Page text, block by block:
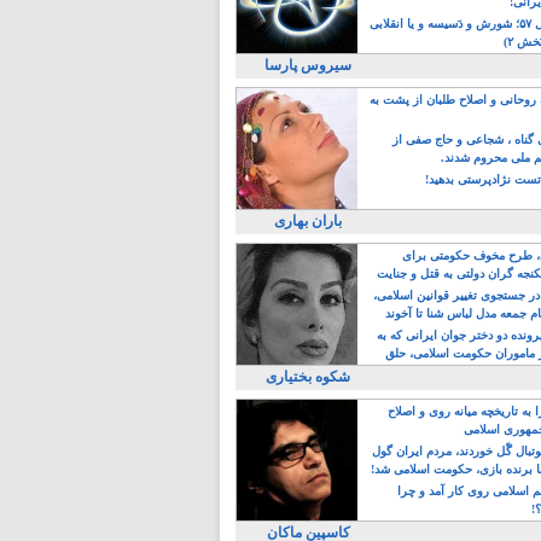
رویداد سال ۵۷؛ شورش و دَسیسه و یا انقلابی
۲)
سیروس پارسا
و اصلاح طلبان از پشت به
گناه ، شجاعی و حاج صفی از
ملی محروم شدند.
نژادپرستی بدهید!
باران بهاری
مخوف حکومتی برای
گران دولتی به قتل و جنایت
جستجوی تغییر قوانین اسلامی،
جمعه مدل لباس شنا تا آخوند
دو دختر جوان ایرانی که به
ماموران حکومت اسلامی، حلق
شکوه بختیاری
به تاریخچه میانه روی و اصلاح
اسلامی
گًل خوردند، مردم ایران گول
برنده بازی، حکومت اسلامی شد!
اسلامی روی کار آمد و چرا
کاسپین ماکان